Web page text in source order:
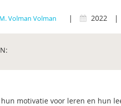
M. Volman Volman | 2022 |
motivatie voor leren en hun